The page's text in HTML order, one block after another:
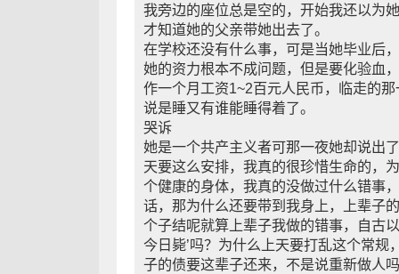
我旁边的座位总是空的，开始我还以为
才知道她的父亲带她出去了。
在学校还没有什么事，可是当她毕业后
她的资力根本不成问题，但是要化验血
作一个月工资1~2百元人民币，临走的
说是睡又有谁能睡得着了。
哭诉
她是一个共产主义者可那一夜她却说出
天要这么安排，我真的很珍惜生命的，
个健康的身体，我真的没做过什么错事
话，那为什么还要带到我身上，上辈子
个子结呢就算上辈子我做的错事，自古
今日毙’吗？为什么上天要打乱这个常规
子的债要这辈子还来，不是说重新做人